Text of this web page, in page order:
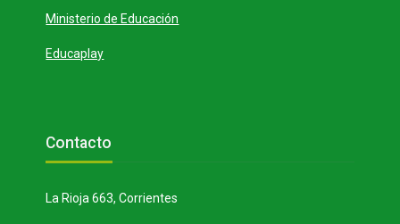
Ministerio de Educación
Educaplay
Bloques
Contacto
La Rioja 663, Corrientes